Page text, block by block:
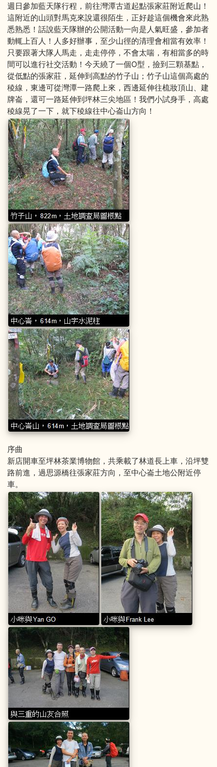
週日參加藍天隊行程，前往灣潭古道起點張家莊附近爬山！
這附近的山頭對馬克來說還很陌生，正好趁這個機會來此熟
悉熟悉！話說藍天隊辦的公開活動一向是人氣旺盛，參加者
動輒上百人！人多好辦事，至少山徑的清理會相當有效率！
只要跟著大隊人馬走，走走停停，不會太喘，有相當多的時
間可以進行社交活動！今天繞了一個O型，撿到三顆基點，
從低點的張家莊，延伸到高點的竹子山；竹子山這個高處的
稜線，東邊可從灣潭一路爬上來，西邊延伸往梳妝頂山、建
牌崙，還可一路延伸到坪林三尖地區！我們小試身手，高處
稜線晃了一下，就下稜線往中心崙山方向！
序曲
新店開車至坪林茶業博物館，共乘載了林道長上車，沿坪雙
路前進，過思源橋往張家莊方向，至中心崙土地公附近停
車。